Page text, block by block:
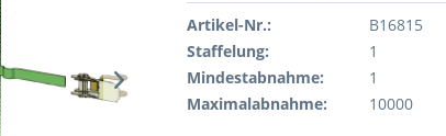
Artikel-Nr.:
B16815
Staffelung:
1
Mindestabnahme:
1
Maximalabnahme:
10000